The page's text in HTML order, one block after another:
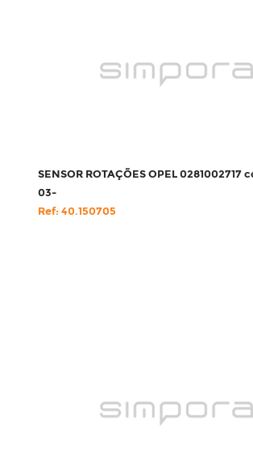
SENSOR ROTAÇÕES OPEL 0281002717
03-
Ref: 40.150705